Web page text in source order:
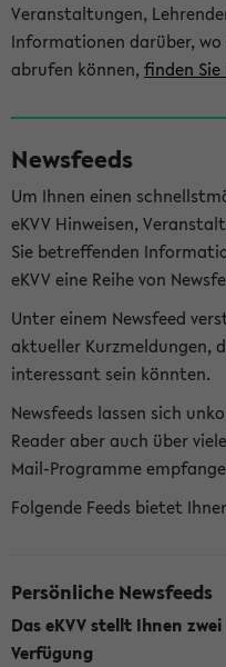
Veranstaltungen,
Informationen darüber, wo
abrufen können, finden Sie
Newsfeeds
Um Ihnen einen
eKVV Hinweisen,
Sie betreffenden
eKVV eine Reihe von
Unter einem Newsfeed
aktueller Kurzmeldungen,
interessant sein könnten.
Newsfeeds lassen sich
Reader aber auch über
Mail-Programme
Folgende Feeds bietet
Persönliche Newsfeeds
Das eKVV stellt Ihnen
Verfügung